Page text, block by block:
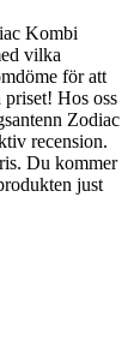
Kombi
vilka
för att
Hos oss
Zodiac
recension.
Du kommer
just